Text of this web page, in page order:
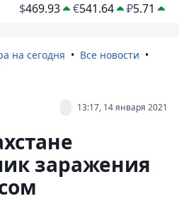
$469.93 €541.64 ₽5.71
на сегодня
Все новости
13:17, 14 января 2021
заражения